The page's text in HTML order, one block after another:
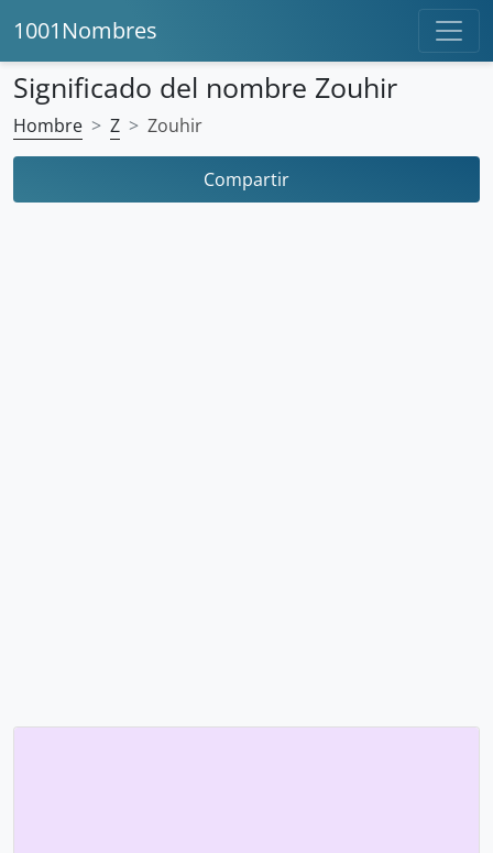
1001Nombres
Significado del nombre Zouhir
Hombre Z Zouhir
Compartir